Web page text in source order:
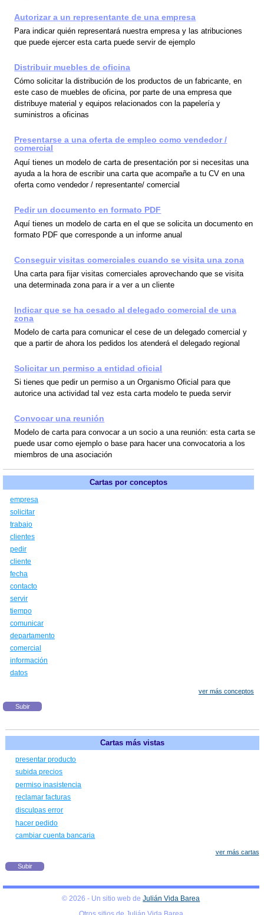
Autorizar a un representante de una empresa
Para indicar quién representará nuestra empresa y las atribuciones
que puede ejercer esta carta puede servir de ejemplo
Distribuir muebles de oficina
Cómo solicitar la distribución de los productos de un fabricante, en
este caso de muebles de oficina, por parte de una empresa que
distribuye material y equipos relacionados con la papelería y
suministros a oficinas
Presentarse a una oferta de empleo como vendedor /
comercial
Aquí tienes un modelo de carta de presentación por si necesitas una
ayuda a la hora de escribir una carta que acompañe a tu CV en una
oferta como vendedor / representante/ comercial
Pedir un documento en formato PDF
Aquí tienes un modelo de carta en el que se solicita un documento en
formato PDF que corresponde a un informe anual
Conseguir visitas comerciales cuando se visita una zona
Una carta para fijar visitas comerciales aprovechando que se visita
una determinada zona para ir a ver a un cliente
Indicar que se ha cesado al delegado comercial de una
zona
Modelo de carta para comunicar el cese de un delegado comercial y
que a partir de ahora los pedidos los atenderá el delegado regional
Solicitar un permiso a entidad oficial
Si tienes que pedir un permiso a un Organismo Oficial para que
autorice una actividad tal vez esta carta modelo te pueda servir
Convocar una reunión
Modelo de carta para convocar a un socio a una reunión: esta carta se
puede usar como ejemplo o base para hacer una convocatoria a los
miembros de una asociación
Cartas por conceptos
empresa
solicitar
trabajo
clientes
pedir
cliente
fecha
contacto
servir
tiempo
comunicar
departamento
comercial
información
datos
ver más conceptos
Subir
Cartas más vistas
presentar producto
subida precios
permiso inasistencia
reclamar facturas
disculpas error
hacer pedido
cambiar cuenta bancaria
ver más cartas
Subir
© 2026 - Un sitio web deJulián Vida Barea